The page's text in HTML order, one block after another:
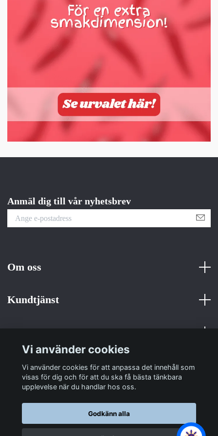
Anmäl dig till vår nyhetsbrev
Om oss
Kundtjänst
Sociala medier
Vi använder cookies
Vi använder cookies för att anpassa det innehåll som
visas för dig och för att du ska få bästa tänkbara
upplevelse när du handlar hos oss.
Godkänn alla